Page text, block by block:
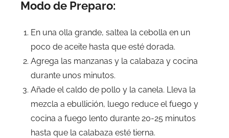
Modo de Preparo:
En una olla grande, saltea la cebolla en un
poco de aceite hasta que esté dorada.
Agrega las manzanas y la calabaza y cocina
durante unos minutos.
Añade el caldo de pollo y la canela. Lleva la
mezcla a ebullición, luego reduce el fuego y
cocina a fuego lento durante 20-25 minutos
hasta que la calabaza esté tierna.